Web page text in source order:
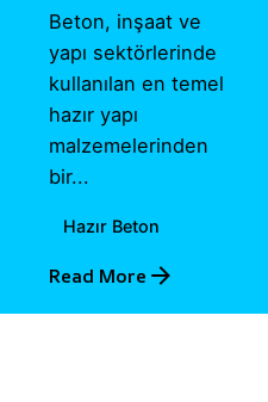
Beton, inşaat ve
yapı sektörlerinde
kullanılan en temel
hazır yapı
malzemelerinden
bir...
Hazır Beton
Read More